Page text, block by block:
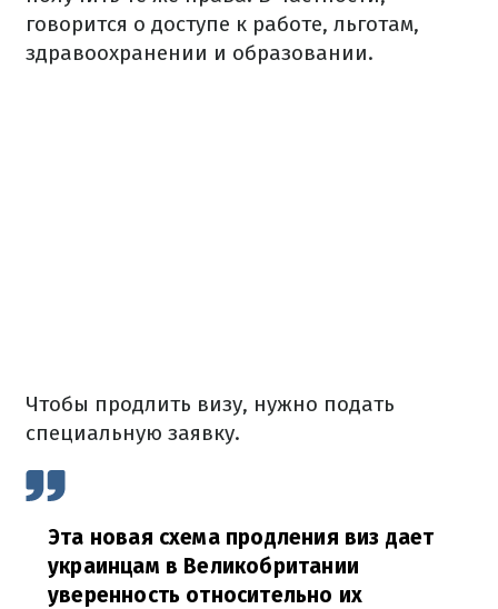
говорится о доступе к работе, льготам,
здравоохранении и образовании.
Чтобы продлить визу, нужно подать
специальную заявку.
Эта новая схема продления виз дает
украинцам в Великобритании
уверенность относительно их